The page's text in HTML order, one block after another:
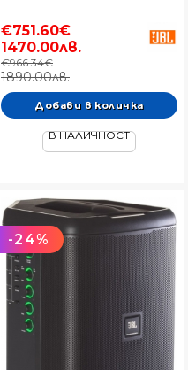
€751.60€
1470.00лв.
€966.34€
1890.00лв.
В НАЛИЧНОСТ
-24%